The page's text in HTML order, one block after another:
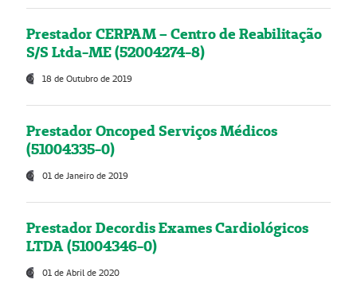
Prestador CERPAM – Centro de Reabilitação
S/S Ltda-ME (52004274-8)
18 de Outubro de 2019
Prestador Oncoped Serviços Médicos
(51004335-0)
01 de Janeiro de 2019
Prestador Decordis Exames Cardiológicos
LTDA (51004346-0)
01 de Abril de 2020